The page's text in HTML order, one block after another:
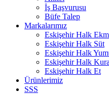
İş Başvurusu
Büfe Talep
Markalarımız
Eskişehir Halk
Eskişehir Halk Süt
Eskişehir Halk
Eskişehir Halk
Eskişehir Halk Et
Ürünlerimiz
SSS